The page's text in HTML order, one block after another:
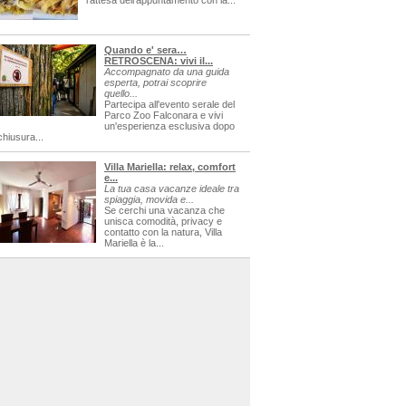
Quando e' sera…
RETROSCENA: vivi il...
Accompagnato da una guida
esperta, potrai scoprire
quello...
Partecipa all'evento serale del
Parco Zoo Falconara e vivi
un'esperienza esclusiva dopo
Villa Mariella: relax, comfort
e...
La tua casa vacanze ideale tra
spiaggia, movida e...
Se cerchi una vacanza che
unisca comodità, privacy e
contatto con la natura, Villa
Mariella è la...